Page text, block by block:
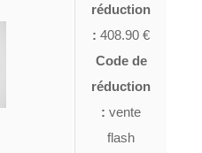
réduction
: 408.90 €
Code de
réduction
: vente
flash